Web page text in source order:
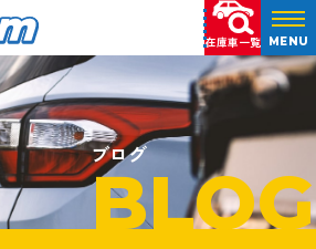
在庫車一覧 MENU
ブログ
BLOG